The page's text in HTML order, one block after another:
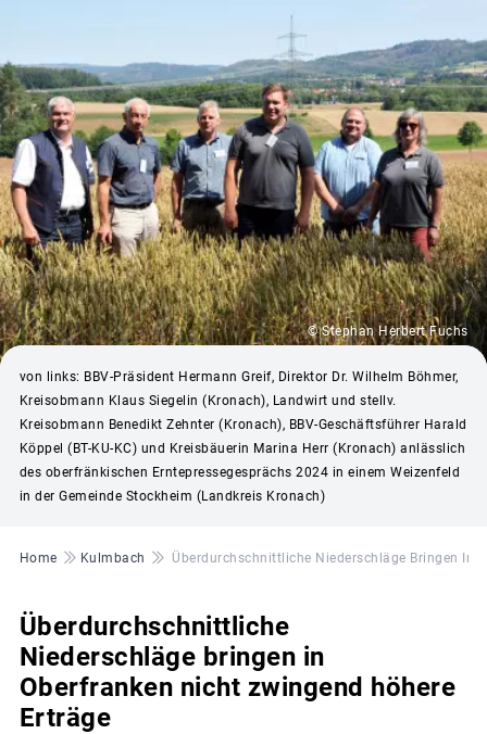
© Stephan Herbert Fuchs
von links: BBV-Präsident Hermann Greif, Direktor Dr. Wilhelm Böhmer,
Kreisobmann Klaus Siegelin (Kronach), Landwirt und stellv.
Kreisobmann Benedikt Zehnter (Kronach), BBV-Geschäftsführer Harald
Köppel (BT-KU-KC) und Kreisbäuerin Marina Herr (Kronach) anlässlich
des oberfränkischen Erntepressegesprächs 2024 in einem Weizenfeld
in der Gemeinde Stockheim (Landkreis Kronach)
Pfadnavigation
Home Kulmbach Überdurchschnittliche Niederschläge Bringen In
Überdurchschnittliche
Niederschläge bringen in
Oberfranken nicht zwingend höhere
Erträge